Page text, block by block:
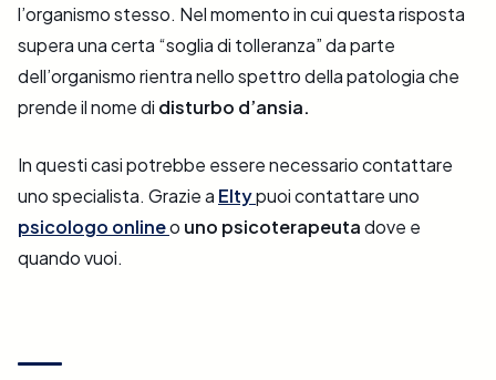
l’organismo stesso. Nel momento in cui questa risposta
supera una certa “soglia di tolleranza” da parte
dell’organismo rientra nello spettro della patologia che
prende il nome di disturbo d’ansia.
In questi casi potrebbe essere necessario contattare
uno specialista. Grazie a Eltypuoi contattare uno
psicologo onlineo uno psicoterapeutadove e
quando vuoi.